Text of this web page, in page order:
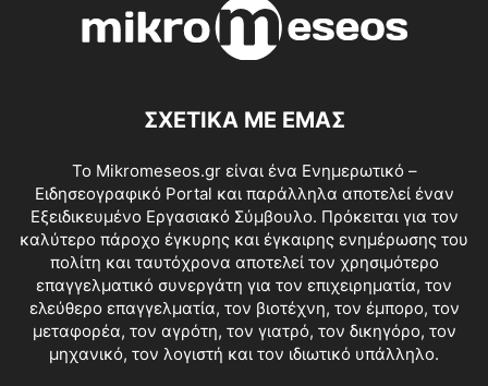
ΣΧΕΤΙΚΑ ΜΕ ΕΜΑΣ
Το Mikromeseos.gr είναι ένα Ενημερωτικό –
Ειδησεογραφικό Portal και παράλληλα αποτελεί έναν
Εξειδικευμένο Εργασιακό Σύμβουλο. Πρόκειται για τον
καλύτερο πάροχο έγκυρης και έγκαιρης ενημέρωσης του
πολίτη και ταυτόχρονα αποτελεί τον χρησιμότερο
επαγγελματικό συνεργάτη για τον επιχειρηματία, τον
ελεύθερο επαγγελματία, τον βιοτέχνη, τον έμπορο, τον
μεταφορέα, τον αγρότη, τον γιατρό, τον δικηγόρο, τον
μηχανικό, τον λογιστή και τον ιδιωτικό υπάλληλο.